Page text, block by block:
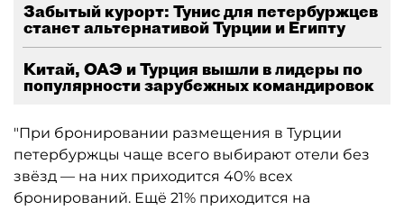
Забытый курорт: Тунис для петербуржцев
станет альтернативой Турции и Египту
Китай, ОАЭ и Турция вышли в лидеры по
популярности зарубежных командировок
"При бронировании размещения в Турции
петербуржцы чаще всего выбирают отели без
звёзд — на них приходится 40% всех
бронирований. Ещё 21% приходится на